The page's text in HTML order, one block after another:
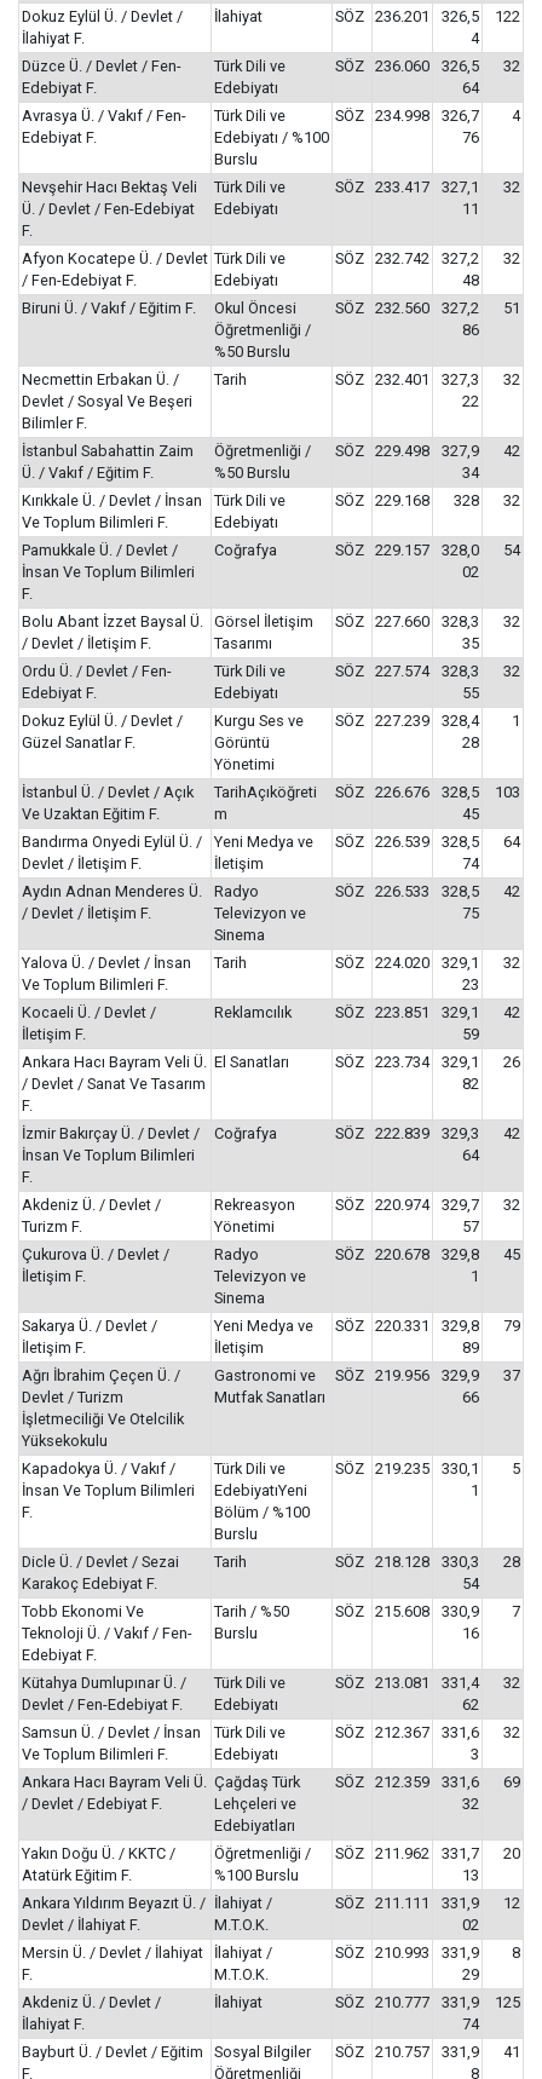
Dokuz Eylül Ü. / Devlet /
İlahiyat F.
İlahiyat SÖZ 236.201
326,5
4
122
Düzce Ü. / Devlet / Fen-
Edebiyat F.
Türk Dili ve
Edebiyatı
SÖZ 236.060
326,5
64
32
Avrasya Ü. / Vakıf / Fen-
Edebiyat F.
Türk Dili ve
Edebiyatı / %100
Burslu
SÖZ 234.998
326,7
76
4
Nevşehir Hacı Bektaş Veli
Ü. / Devlet / Fen-Edebiyat
F.
Türk Dili ve
Edebiyatı
SÖZ 233.417
327,1
11
32
Afyon Kocatepe Ü. / Devlet
/ Fen-Edebiyat F.
Türk Dili ve
Edebiyatı
SÖZ 232.742
327,2
48
32
Biruni Ü. / Vakıf / Eğitim F.
Okul Öncesi
Öğretmenliği /
%50 Burslu
SÖZ 232.560
327,2
86
51
Necmettin Erbakan Ü. /
Devlet / Sosyal Ve Beşeri
Bilimler F.
Tarih SÖZ 232.401
327,3
22
32
İstanbul Sabahattin Zaim
Ü. / Vakıf / Eğitim F.
Öğretmenliği /
%50 Burslu
SÖZ 229.498
327,9
34
42
Kırıkkale Ü. / Devlet / İnsan
Ve Toplum Bilimleri F.
Türk Dili ve
Edebiyatı
SÖZ 229.168 328 32
Pamukkale Ü. / Devlet /
İnsan Ve Toplum Bilimleri
F.
Coğrafya SÖZ 229.157
328,0
02
54
Bolu Abant İzzet Baysal Ü.
/ Devlet / İletişim F.
Görsel İletişim
Tasarımı
SÖZ 227.660
328,3
35
32
Ordu Ü. / Devlet / Fen-
Edebiyat F.
Türk Dili ve
Edebiyatı
SÖZ 227.574
328,3
55
32
Dokuz Eylül Ü. / Devlet /
Güzel Sanatlar F.
Kurgu Ses ve
Görüntü
Yönetimi
SÖZ 227.239
328,4
28
1
İstanbul Ü. / Devlet / Açık
Ve Uzaktan Eğitim F.
TarihAçıköğreti
m
SÖZ 226.676
328,5
45
103
Bandırma Onyedi Eylül Ü. /
Devlet / İletişim F.
Yeni Medya ve
İletişim
SÖZ 226.539
328,5
74
64
Aydın Adnan Menderes Ü.
/ Devlet / İletişim F.
Radyo
Televizyon ve
Sinema
SÖZ 226.533
328,5
75
42
Yalova Ü. / Devlet / İnsan
Ve Toplum Bilimleri F.
Tarih SÖZ 224.020
329,1
23
32
Kocaeli Ü. / Devlet /
İletişim F.
Reklamcılık SÖZ 223.851
329,1
59
42
Ankara Hacı Bayram Veli Ü.
/ Devlet / Sanat Ve Tasarım
F.
El Sanatları SÖZ 223.734
329,1
82
26
İzmir Bakırçay Ü. / Devlet /
İnsan Ve Toplum Bilimleri
F.
Coğrafya SÖZ 222.839
329,3
64
42
Akdeniz Ü. / Devlet /
Turizm F.
Rekreasyon
Yönetimi
SÖZ 220.974
329,7
57
32
Çukurova Ü. / Devlet /
İletişim F.
Radyo
Televizyon ve
Sinema
SÖZ 220.678
329,8
1
45
Sakarya Ü. / Devlet /
İletişim F.
Yeni Medya ve
İletişim
SÖZ 220.331
329,8
89
79
Ağrı İbrahim Çeçen Ü. /
Devlet / Turizm
İşletmeciliği Ve Otelcilik
Yüksekokulu
Gastronomi ve
Mutfak Sanatları
SÖZ 219.956
329,9
66
37
Kapadokya Ü. / Vakıf /
İnsan Ve Toplum Bilimleri
F.
Türk Dili ve
EdebiyatıYeni
Bölüm / %100
Burslu
SÖZ 219.235
330,1
1
5
Dicle Ü. / Devlet / Sezai
Karakoç Edebiyat F.
Tarih SÖZ 218.128
330,3
54
28
Tobb Ekonomi Ve
Teknoloji Ü. / Vakıf / Fen-
Edebiyat F.
Tarih / %50
Burslu
SÖZ 215.608
330,9
16
7
Kütahya Dumlupınar Ü. /
Devlet / Fen-Edebiyat F.
Türk Dili ve
Edebiyatı
SÖZ 213.081
331,4
62
32
Samsun Ü. / Devlet / İnsan
Ve Toplum Bilimleri F.
Türk Dili ve
Edebiyatı
SÖZ 212.367
331,6
3
32
Ankara Hacı Bayram Veli Ü.
/ Devlet / Edebiyat F.
Çağdaş Türk
Lehçeleri ve
Edebiyatları
SÖZ 212.359
331,6
32
69
Yakın Doğu Ü. / KKTC /
Atatürk Eğitim F.
Öğretmenliği /
%100 Burslu
SÖZ 211.962
331,7
13
20
Ankara Yıldırım Beyazıt Ü. /
Devlet / İlahiyat F.
İlahiyat /
M.T.O.K.
SÖZ 211.111
331,9
02
12
Mersin Ü. / Devlet / İlahiyat
F.
İlahiyat /
M.T.O.K.
SÖZ 210.993
331,9
29
8
Akdeniz Ü. / Devlet /
İlahiyat F.
İlahiyat SÖZ 210.777
331,9
74
125
Bayburt Ü. / Devlet / Eğitim
F.
Sosyal Bilgiler
Öğretmenliği
SÖZ 210.757
331,9
8
41